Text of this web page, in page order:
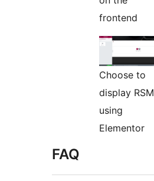
frontend
Choose to
display RSM
using
Elementor
FAQ